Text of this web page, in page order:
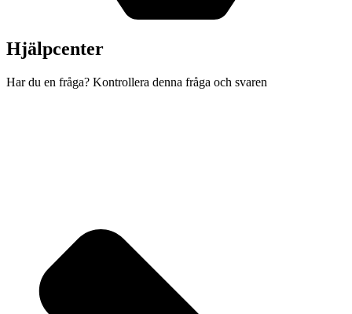
Hjälpcenter
Har du en fråga? Kontrollera denna fråga och svaren